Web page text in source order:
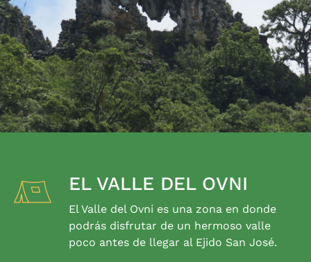
EL VALLE DEL OVNI
El Valle del Ovni es una zona en donde
podrás disfrutar de un hermoso valle
poco antes de llegar al Ejido San José.